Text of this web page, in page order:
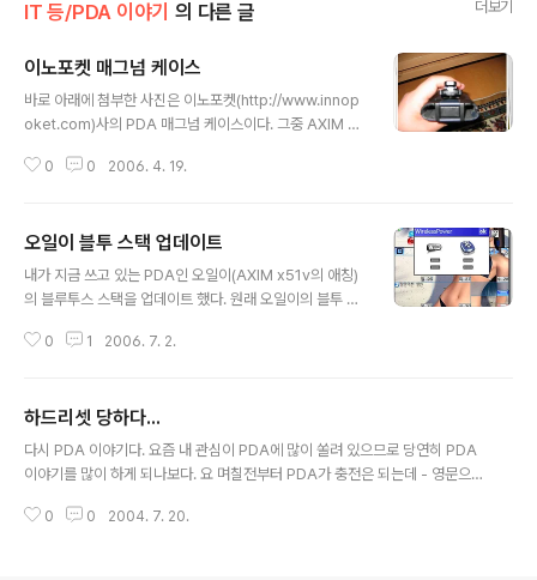
IT 등/PDA 이야기 의 다른 글 더보기
이노포켓 매그넘 케이스
바로 아래에 첨부한 사진은 이노포켓(http://www.innop
oket.com)사의 PDA 매그넘 케이스이다. 그중 AXIM 5
다. 이 부분에 어떠한 문제가 있는고 하니 한번 이렇게 조립
분리되는데 그 버튼이 눌리지 않는다. 그래서 보통 벨트클
립과 케이스를 떼어서 착탈하는데 반해서 이놈은 벨트클립
자체를 떼어야 한다. 얼마나 꼴이 우스워지는지... 이런 것
있긴 한데, 또 이 PDA 케이스라는게 PDA 크기에 꼭 맞게
0 0 2006. 4. 19.
오일이 블투 스택 업데이트
내가 지금 쓰고 있는 PDA인 오일이(AXIM x51v의 애칭)
의 블루투스 스택을 업데이트 했다. 원래 오일이의 블투 스
불만이 많았다. 델에서 정식으로 나온 업데이트가 없고 Wi
까지는 내부적으로 A2DP Profile을 지원하는 선까지 업
데이트가 이루어졌었으나 0.5 버전으로 업데이트가 되며
외관상으로도 변화가 생겼는데 Wireless Power 버튼으
버튼을 눌렀을 때 나타나는 화면이다. 무선랜과 블투 중 선
0 1 2006. 7. 2.
하드리셋 당하다...
다시 PDA 이야기다. 요즘 내 관심이 PDA에 많이 쏠려 있으므로 당연히 PDA
이야기를 많이 하게 되나보다. 요 며칠전부터 PDA가 충전은 되는데 - 영문으로
지 않았다. 사실 일정관리에 아웃룩을 잘 사용하지 않았었고, 카드리더기가 있
0 0 2004. 7. 20.